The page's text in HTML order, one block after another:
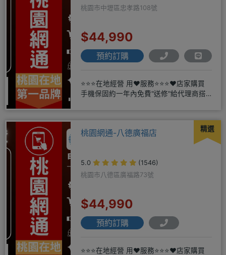
桃園市中壢區忠孝路108號
$44,990
預約訂購
⭐⭐⭐在地經營 用❤️服務⭐⭐⭐❤️店家購買
手機保固約一年內免費"送修"給代理商搭
精選
桃園網通-八德廣福店
5.0
(1546)
桃園市八德區廣福路73號
$44,990
預約訂購
⭐⭐⭐在地經營 用❤️服務⭐⭐⭐❤️店家購買